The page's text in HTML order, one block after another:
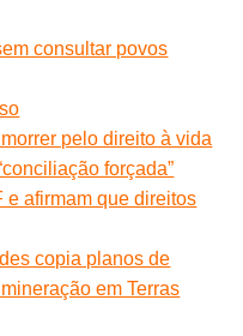
consultar povos
pelo direito à vida
forçada”
e afirmam que direitos
copia planos de
em Terras